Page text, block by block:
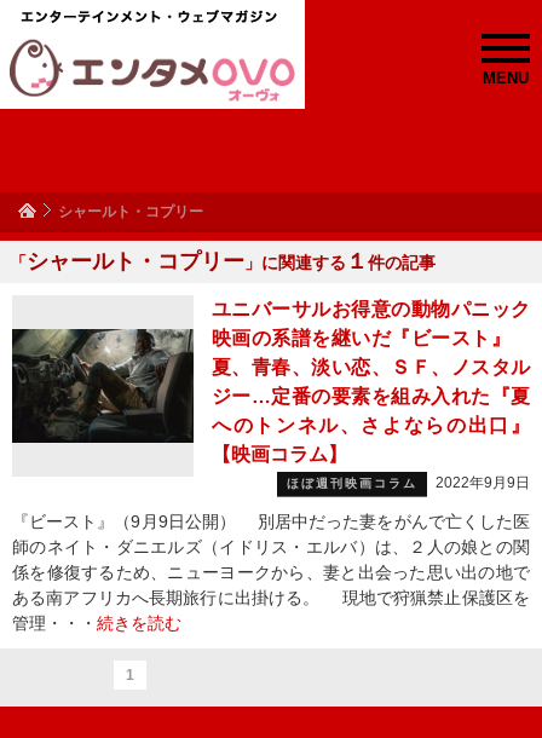
MENU
シャールト・コプリー
「シャールト・コプリー 」に関連する １ 件の記事
ユニバーサルお得意の動物パニック
映画の系譜を継いだ『ビースト』
夏、青春、淡い恋、ＳＦ、ノスタル
ジー…定番の要素を組み入れた『夏
へのトンネル、さよならの出口』
【映画コラム】
ほぼ週刊映画コラム 2022年9月9日
『ビースト』（9月9日公開） 別居中だった妻をがんで亡くした医
師のネイト・ダニエルズ（イドリス・エルバ）は、２人の娘との関
係を修復するため、ニューヨークから、妻と出会った思い出の地で
ある南アフリカへ長期旅行に出掛ける。 現地で狩猟禁止保護区を
管理・・・ 続きを読む
1